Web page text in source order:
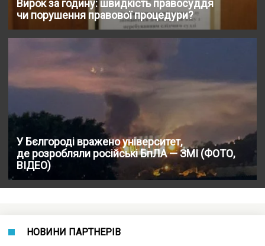
Вирок за годину: швидкість правосуддя
чи порушення правової процедури?
У Бєлгороді вражено університет,
де розробляли російські БпЛА — ЗМІ (ФОТО,
ВІДЕО)
НОВИНИ ПАРТНЕРІВ